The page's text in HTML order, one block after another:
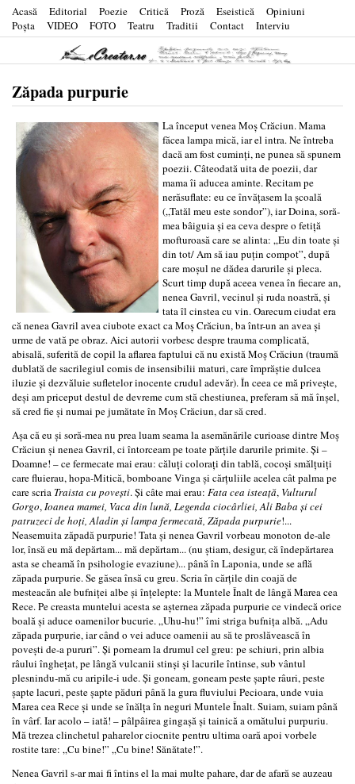
Acasă Editorial Poezie Critică Proză Eseistică
Opiniuni
Poşta
VIDEO FOTO Teatru Traditii Contact Interviu
Zăpada purpurie
La început venea Moş Crăciun. Mama
făcea lampa mică, iar el intra. Ne întreba
dacă am fost cuminţi, ne punea să spunem
poezii. Câteodată uita de poezii, dar
mama îi aducea aminte. Recitam pe
nerăsuflate: eu ce învăţasem la şcoală
(„Tatăl meu este sondor”), iar Doina, soră-
mea bâiguia şi ea ceva despre o fetiţă
mofturoasă care se alinta: „Eu din toate şi
din tot/ Am să iau puţin compot”, după
care moşul ne dădea darurile şi pleca.
Scurt timp după aceea venea în fiecare an,
nenea Gavril, vecinul şi ruda noastră, şi
tata îl cinstea cu vin. Oarecum ciudat era
că nenea Gavril avea ciubote exact ca Moş Crăciun, ba într-un an avea şi
urme de vată pe obraz. Aici autorii vorbesc despre trauma complicată,
abisală, suferită de copil la aflarea faptului că nu există Moş Crăciun (traumă
dublată de sacrilegiul comis de insensibilii maturi, care împrăştie dulcea
iluzie şi dezvăluie sufletelor inocente crudul adevăr). În ceea ce mă priveşte,
deşi am priceput destul de devreme cum stă chestiunea, preferam să mă înşel,
să cred fie şi numai pe jumătate în Moş Crăciun, dar să cred.
Aşa că eu şi soră-mea nu prea luam seama la asemănările curioase dintre Moş
Crăciun şi nenea Gavril, ci întorceam pe toate părţile darurile primite. Şi –
Doamne! – ce fermecate mai erau: căluţi coloraţi din tablă, cocoşi smălţuiţi
care fluierau, hopa-Mitică, bomboane Vinga şi cărţuliile acelea cât palma pe
care scria Traista cu poveşti. Şi câte mai erau: Fata cea isteaţă, Vulturul
Gorgo,Ioanea mamei, Vaca din lună, Legenda ciocârliei, Ali Baba şi cei
patruzeci de hoţi, Aladin şi lampa fermecată, Zăpada purpurie!...
Neasemuita zăpadă purpurie! Tata şi nenea Gavril vorbeau monoton de-ale
lor, însă eu mă depărtam... mă depărtam... (nu ştiam, desigur, că îndepărtarea
asta se cheamă în psihologie evaziune)... până în Laponia, unde se află
zăpada purpurie. Se găsea însă cu greu. Scria în cărţile din coajă de
mesteacăn ale bufniţei albe şi înţelepte: la Muntele Înalt de lângă Marea cea
Rece. Pe creasta muntelui acesta se aşternea zăpada purpurie ce vindecă orice
boală şi aduce oamenilor bucurie. „Uhu-hu!” îmi striga bufniţa albă. „Adu
zăpada purpurie, iar când o vei aduce oamenii au să te proslăvească în
poveşti de-a pururi”. Şi porneam la drumul cel greu: pe schiuri, prin albia
râului îngheţat, pe lângă vulcanii stinşi şi lacurile întinse, sub vântul
plesnindu‑mă cu aripile-i ude. Şi goneam, goneam peste şapte râuri, peste
şapte lacuri, peste şapte păduri până la gura fluviului Pecioara, unde vuia
Marea cea Rece şi unde se înălţa în neguri Muntele Înalt. Suiam, suiam până
în vârf. Iar acolo – iată! – pâlpâirea gingaşă şi tainică a omătului purpuriu.
Mă trezea clinchetul paharelor ciocnite pentru ultima oară apoi vorbele
rostite tare: „Cu bine!” „Cu bine! Sănătate!”.
Nenea Gavril s-ar mai fi întins el la mai multe pahare, dar de afară se auzeau